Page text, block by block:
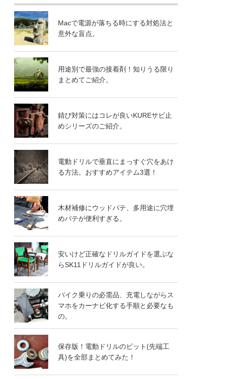
Macで電源が落ちる時にする対処法と
意外な盲点。
用途別で最強の接着剤！知りうる限り
まとめてご紹介。
錆び対策にはコレが良いKUREサビ止
めシリーズのご紹介。
電動ドリルで垂直にまっすぐ穴をあけ
る方法。おすすめアイテム3選！
木材補修にウッドパテ、多用途に穴埋
めパテが便利すぎる。
安いけど正確なドリルガイドを選ぶな
らSK11ドリルガイドが良い。
バイク乗りの必需品、充電しながらス
マホをカーナビ化する手順と必要なも
の。
保存版！電動ドリルのビット(先端工
具)を全部まとめてみた！